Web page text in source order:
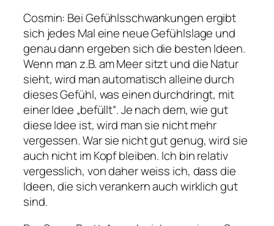
Cosmin: Bei Gefühlsschwankungen ergibt
sich jedes Mal eine neue Gefühlslage und
genau dann ergeben sich die besten Ideen.
Wenn man z.B. am Meer sitzt und die Natur
sieht, wird man automatisch alleine durch
dieses Gefühl, was einen durchdringt, mit
einer Idee „befüllt“. Je nach dem, wie gut
diese Idee ist, wird man sie nicht mehr
vergessen. War sie nicht gut genug, wird sie
auch nicht im Kopf bleiben. Ich bin relativ
vergesslich, von daher weiss ich, dass die
Ideen, die sich verankern auch wirklich gut
sind.